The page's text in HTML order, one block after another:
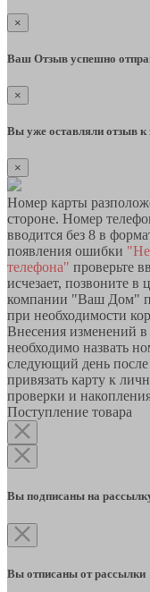
×
Ваш Отзыв успешно
×
Вы уже оставляли отзыв к
×
Номер карты
стороне. Номер
вводится без 8 в
появления ошибки
телефона" проверьте
исчезает, позвоните в
компании "Ваш Дом"
при необходимости
Внесения изменений
необходимо назвать
следующий день
привязать карту к
проверки и
Поступление товара
Вы подписаны на
Вы отписаны от рассылки